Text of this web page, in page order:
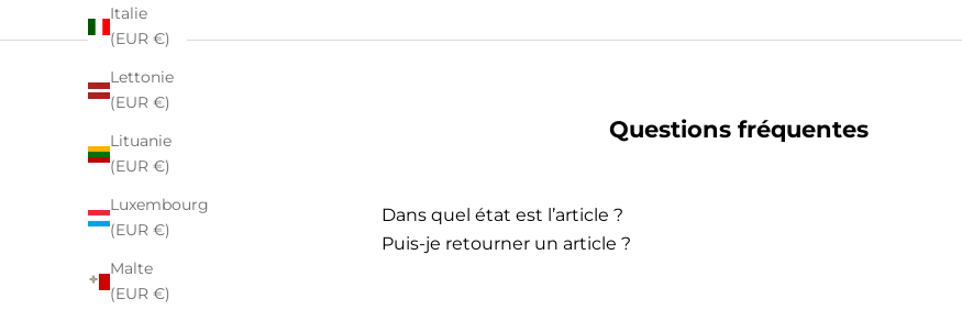
Italie
(EUR €)
Lettonie
(EUR €)
Lituanie
(EUR €)
Luxembourg
(EUR €)
Malte
(EUR €)
Questions fréquentes
Dans quel état est l’article ?
Puis-je retourner un article ?